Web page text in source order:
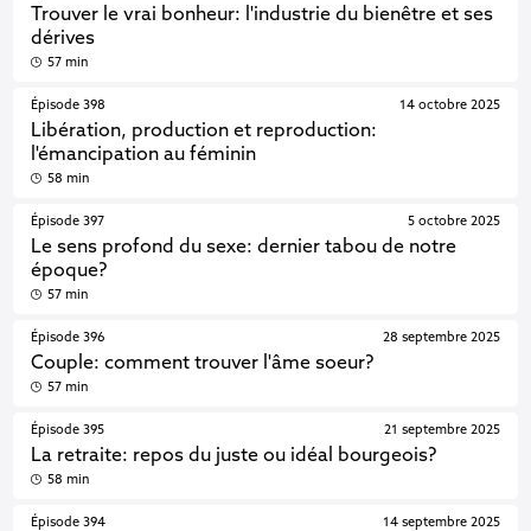
Trouver le vrai bonheur: l'industrie du bienêtre et ses
dérives
57 min
Épisode 398
Libération, production et reproduction:
l'émancipation au féminin
14 octobre 2025
58 min
Épisode 397
Le sens profond du sexe: dernier tabou de notre
époque?
5 octobre 2025
57 min
Épisode 396
Couple: comment trouver l'âme soeur?
28 septembre 2025
57 min
Épisode 395
La retraite: repos du juste ou idéal bourgeois?
21 septembre 2025
58 min
Épisode 394 14 septembre 2025